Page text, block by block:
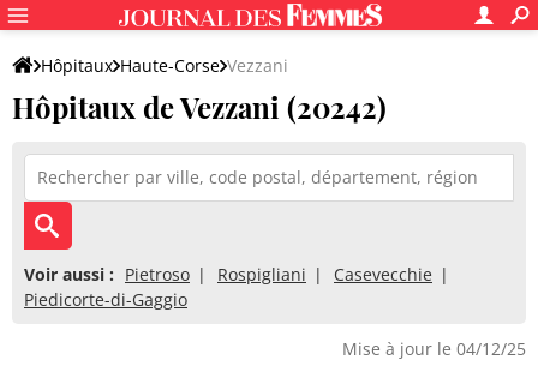
Hôpitaux Haute-Corse Vezzani
Hôpitaux de Vezzani (20242)
Voir aussi : Pietroso Rospigliani
Casevecchie
Piedicorte-di-Gaggio
Mise à jour le 04/12/25